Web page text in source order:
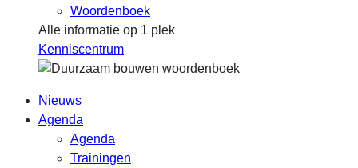
Woordenboek
Alle informatie op 1 plek
Kenniscentrum
Nieuws
Agenda
Agenda
Trainingen